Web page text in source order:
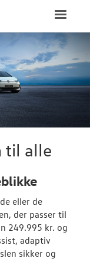
FORSIDE
NYE
Biler til
Book en
Finansiering
Elektrisk
Modeller
Toggle
til alle
eller de
, der passer til
249.995 kr. og
adaptiv
sikker og